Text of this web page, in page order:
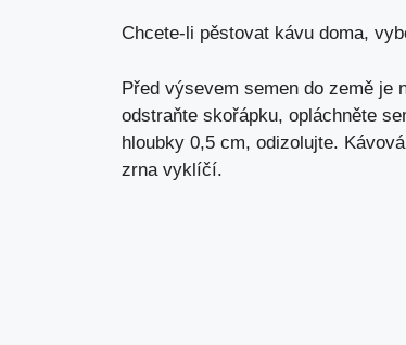
Chcete-li pěstovat kávu doma,
Před výsevem semen do země je
odstraňte skořápku, opláchněte
hloubky 0,5 cm, odizolujte.
zrna vyklíčí.